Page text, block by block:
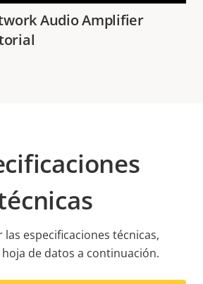
Audio Amplifier
las especificaciones técnicas,
de datos a continuación.